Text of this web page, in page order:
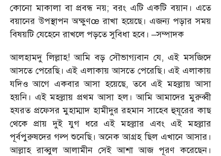
কোনো মাকালা বা প্রবন্ধ নয়; বরং এটি একটি বয়ান। এতে
বয়ানের উপস্থাপন অক্ষুণœ রাখা হয়েছে। এজন্য পড়ার সময়
বিষয়টি যেহেনে রাখলে পড়তে সুবিধা হবে। –সম্পাদক
আলহামদু লিল্লাহ! আমি বড় সৌভাগ্যবান যে, এই মসজিদে
আসতে পেরেছি। এই এলাকায় আসতে পেরেছি। এই এলাকায়
যদিও আগে একবার আসা হয়েছে, তবে এই মহল্লায় আসা
হয়নি। এই মহল্লায় প্রথম আসা হল। আমি আমাদের মুরুব্বী
হযরত প্রফেসর মুহাম্মাদ হামীদুর রহমান সাহেব হুযূরের কাছ
থেকে প্রায় দুই যুগ ধরে এই মহল্লার এবং এই মহল্লার
পূর্বপুরুষদের গল্প শুনেছি। অনেক আগ্রহ ছিল এখানে আসার।
আল্লাহ রাব্বুল আলামীন সেই আশা আজ পূরণ করেছেন।